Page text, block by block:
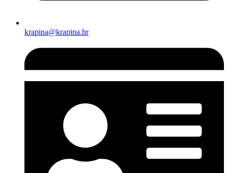
krapina@krapina.hr